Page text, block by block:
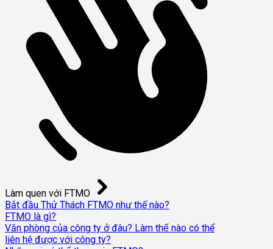
Làm quen với FTMO
Bắt đầu Thử Thách FTMO như thế nào?
FTMO là gì?
Văn phòng của công ty ở đâu? Làm thế nào có thể
liên hệ được với công ty?